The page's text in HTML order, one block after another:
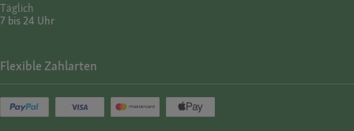
Täglich
7 bis 24 Uhr
Flexible Zahlarten